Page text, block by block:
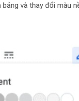
và thay đổi màu